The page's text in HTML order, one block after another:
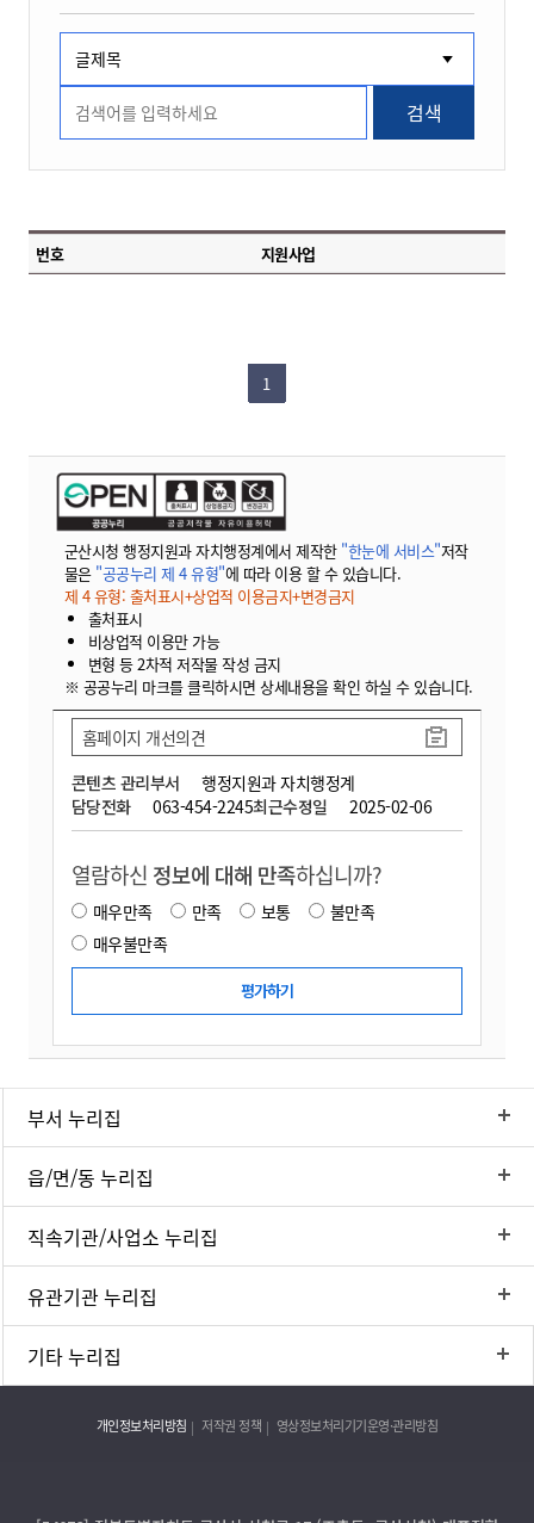
검색
번호 지원사업
1
군산시청 행정지원과 자치행정계에서 제작한 "한눈에 서비스"저작
물은 "공공누리 제 4 유형"에 따라 이용 할 수 있습니다.
제 4 유형: 출처표시+상업적 이용금지+변경금지
출처표시
비상업적 이용만 가능
변형 등 2차적 저작물 작성 금지
※ 공공누리 마크를 클릭하시면 상세내용을 확인 하실 수 있습니다.
콘텐츠 관리부서
행정지원과 자치행정계
담당전화
063-454-2245최근수정일 2025-02-06
홈페이지 개선의견
열람하신 정보에 대해 만족하십니까?
매우만족 만족 보통
불만족
매우불만족
부서 누리집
읍/면/동 누리집
직속기관/사업소 누리집
유관기관 누리집
기타 누리집
개인정보처리방침 저작권 정책 영상정보처리기기운영·관리방침